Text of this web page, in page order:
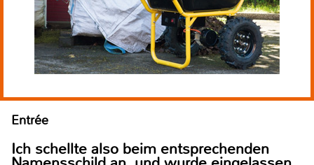
Entrée
Ich schellte also beim entsprechenden